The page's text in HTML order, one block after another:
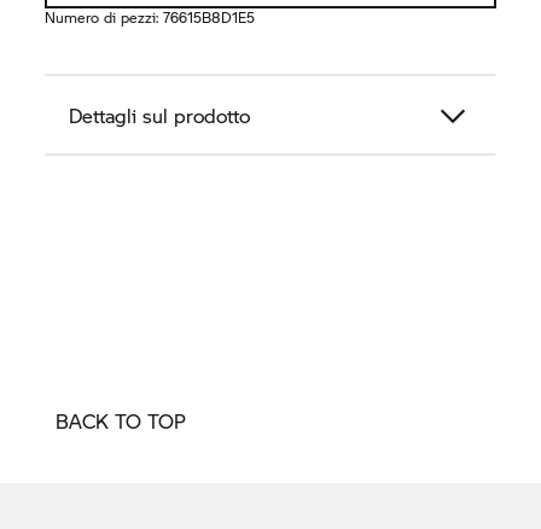
Numero di pezzi:76615B8D1E5
Dettagli sul prodotto
BACK TO TOP